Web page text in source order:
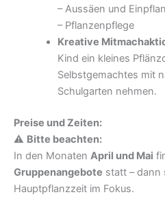
– Aussäen und
– Pflanzenpflege
Kreative
Kind ein kleines
Selbstgemachtes mit
Schulgarten nehmen.
Preise und Zeiten:
⚠️ Bitte beachten:
In den Monaten April und Mai
Gruppenangebote statt – dann
Hauptpflanzzeit im Fokus.